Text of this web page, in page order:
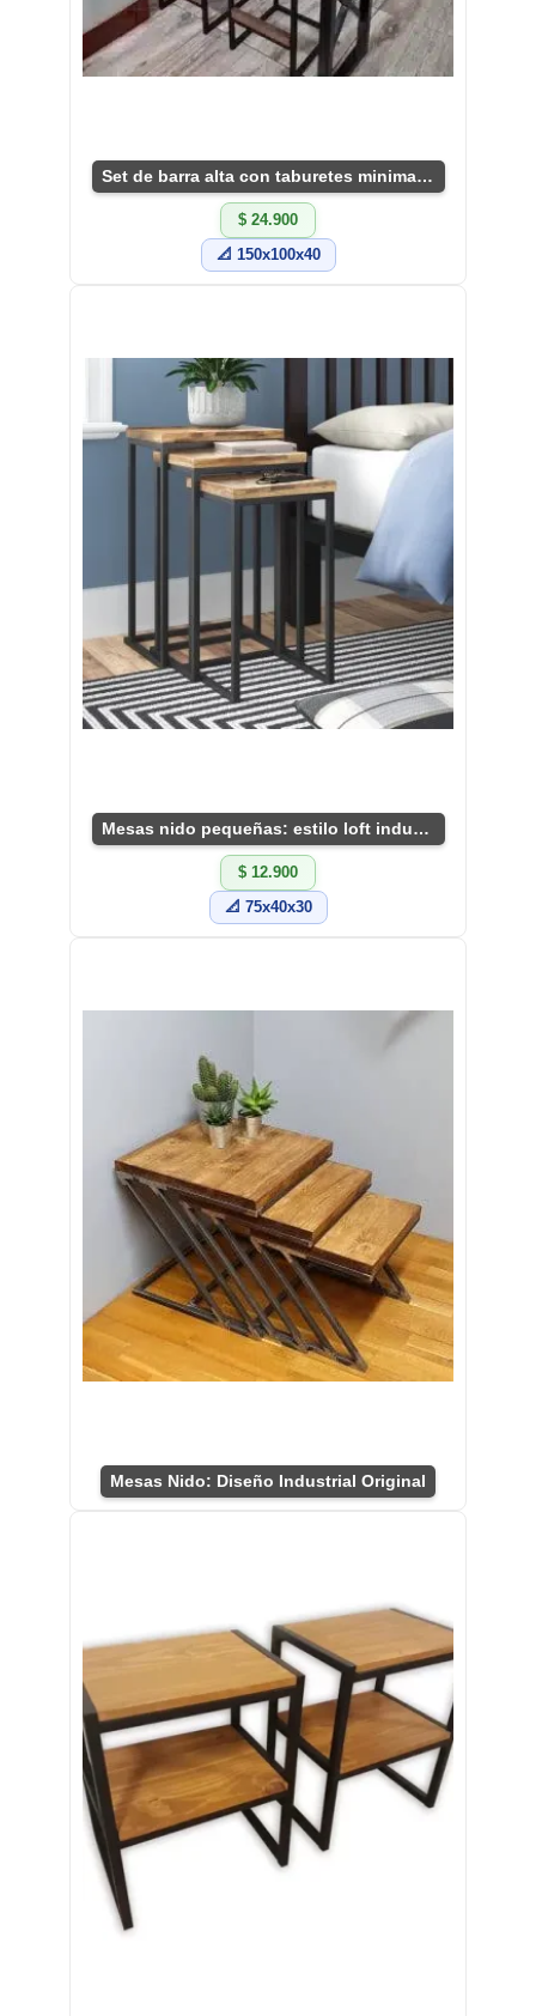
Set de barra alta con taburetes minimalistas
$ 24.900
📐 150x100x40
Mesas nido pequeñas: estilo loft industrial
$ 12.900
📐 75x40x30
Mesas Nido: Diseño Industrial Original